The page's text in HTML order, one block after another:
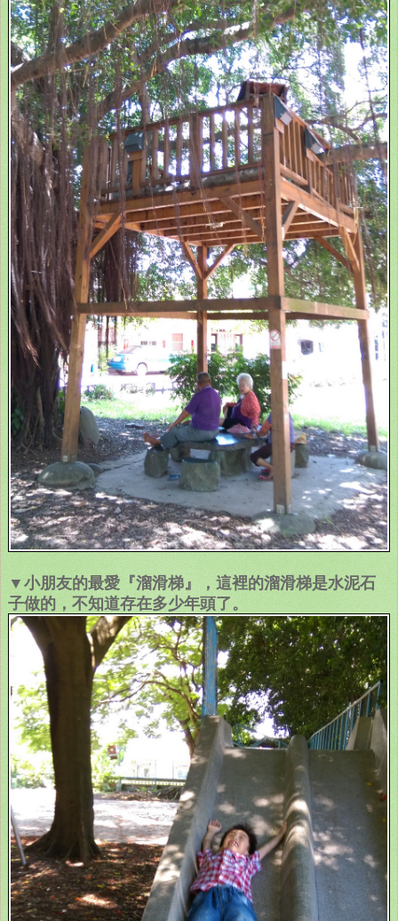
▼小朋友的最愛『溜滑梯』，這裡的溜滑梯是水泥石
子做的，不知道存在多少年頭了。